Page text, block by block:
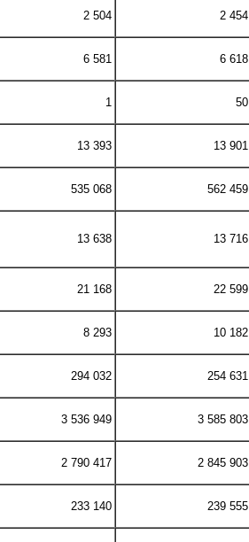
2 504 2 454
6 581 6 618
1 50
13 393 13 901
535 068 562 459
13 638 13 716
21 168 22 599
8 293 10 182
294 032 254 631
3 536 949 3 585 803
2 790 417 2 845 903
233 140 239 555